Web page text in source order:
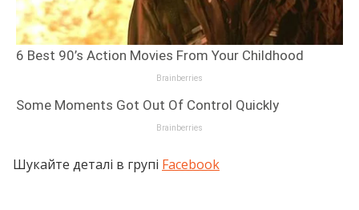
Шукайте деталі в групі Facebook